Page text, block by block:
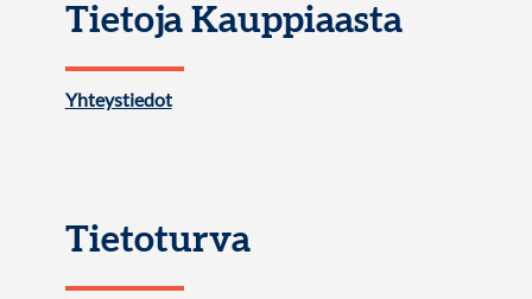
Tietoja Kauppiaasta
Yhteystiedot
Tietoturva